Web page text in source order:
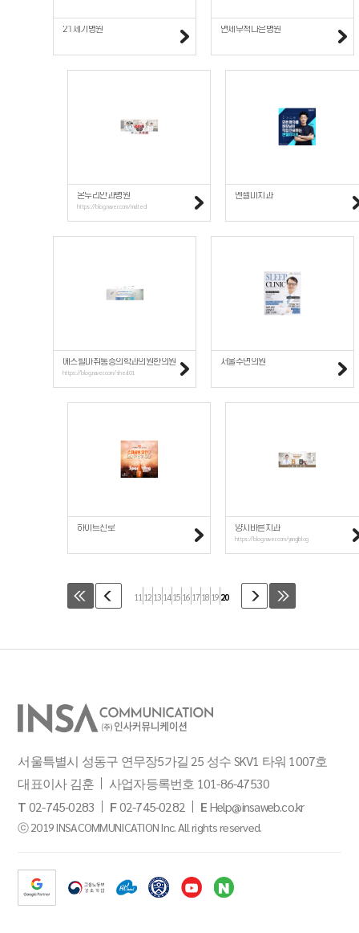
21세기병원 연세무척나은병원
온누리안과병원
https://blog.naver.com/multedi
엔젤미치과
에스힐마취통증의학과의원한의원
https://blog.naver.com/sheal01
서울수면의원
하이트진로 양지바른치과
https://blog.naver.com/yangjiblog
11 12 13 14 15 16 1718 19 20
서울특별시 성동구 연무장5가길 25 성수 SKV1 타워 1007호
대표이사 김훈
사업자등록번호 101-86-47530
T02-745-0283 F02-745-0282 EHelp@insaweb.co.kr
ⓒ 2019 INSACOMMUNICATION Inc. All rights reserved.